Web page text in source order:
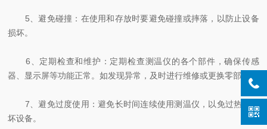
5、避免碰撞：在使用和存放时要避免碰撞或摔落，以防止设备
损坏。
6、定期检查和维护：定期检查测温仪的各个部件，确保传感
器、显示屏等功能正常。如发现异常，及时进行维修或更换零部件。
7、避免过度使用：避免长时间连续使用测温仪，以免过热或损
坏设备。